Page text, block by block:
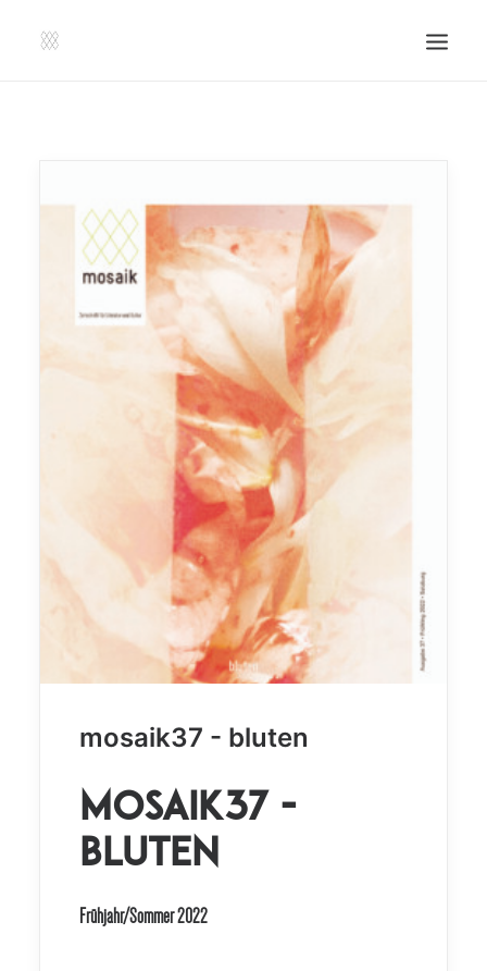
VERANSTALTUNGEN
PRESSE, IMPRESSUM UND KONTAKT
UNTERSTÜTZE UNS!
mosaik37 - bluten
mosaik37 -
bluten
Frühjahr/Sommer 2022